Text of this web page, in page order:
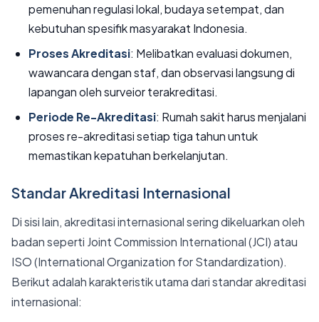
pemenuhan regulasi lokal, budaya setempat, dan
kebutuhan spesifik masyarakat Indonesia.
Proses Akreditasi: Melibatkan evaluasi dokumen,
wawancara dengan staf, dan observasi langsung di
lapangan oleh surveior terakreditasi.
Periode Re-Akreditasi: Rumah sakit harus menjalani
proses re-akreditasi setiap tiga tahun untuk
memastikan kepatuhan berkelanjutan.
Standar Akreditasi Internasional
Di sisi lain, akreditasi internasional sering dikeluarkan oleh
badan seperti Joint Commission International (JCI) atau
ISO (International Organization for Standardization).
Berikut adalah karakteristik utama dari standar akreditasi
internasional: